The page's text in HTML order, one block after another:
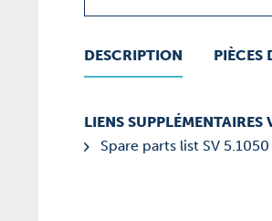
DESCRIPTION PIÈCES
LIENS
Spare parts list SV